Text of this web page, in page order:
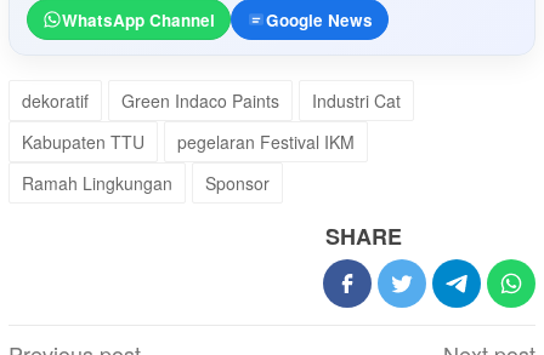
WhatsApp Channel Google News
dekoratif Green Indaco Paints
Industri Cat
Kabupaten TTU
pegelaran Festival IKM
Ramah Lingkungan
Sponsor
SHARE